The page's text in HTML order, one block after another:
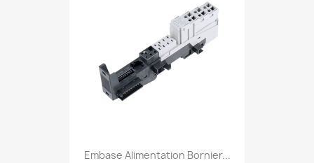
Embase Alimentation Bornier...